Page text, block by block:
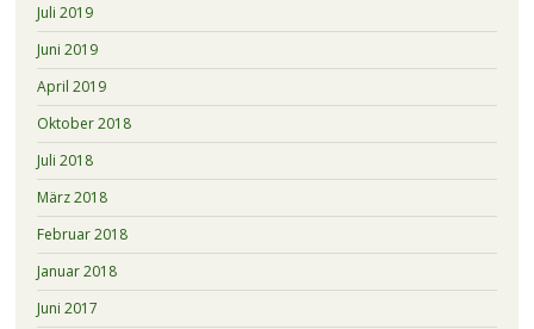
Juli 2019
Juni 2019
April 2019
Oktober 2018
Juli 2018
März 2018
Februar 2018
Januar 2018
Juni 2017